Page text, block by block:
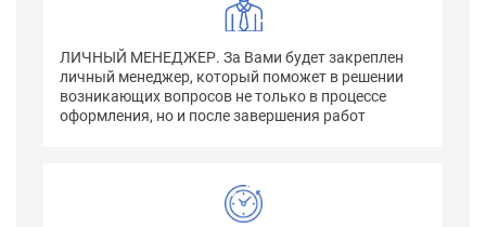
ЛИЧНЫЙ МЕНЕДЖЕР. За Вами будет закреплен
личный менеджер, который поможет в решении
возникающих вопросов не только в процессе
оформления, но и после завершения работ